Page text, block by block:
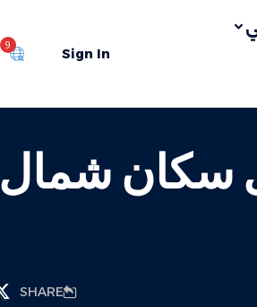
Sign In
9
كل سكان شمال
SHARE